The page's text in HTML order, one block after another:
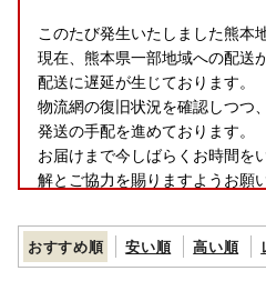
このたび発生いたしました熊本
現在、熊本県一部地域への配送
配送に遅延が生じております。
物流網の復旧状況を確認しつつ
発送の手配を進めております。
お届けまで今しばらくお時間を
解とご協力を賜りますようお願
おすすめ順 安い順 高い順